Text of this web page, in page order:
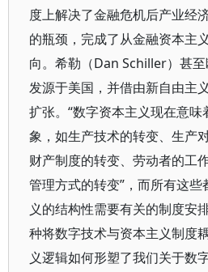
度上解决了金融危机后产业经
的瓶颈，完成了从金融资本主
向。希勒（Dan Schiller）甚
发源于美国，并借由新自由主
扩张。“数字资本主义现在意
象，如生产技术的转变、生产
财产制度的转变、劳动者的工
管理方式的转变”，而所有这
义的结构性需要有关的制度安
种将数字技术与资本主义制度
义逻辑如何形塑了我们关于数